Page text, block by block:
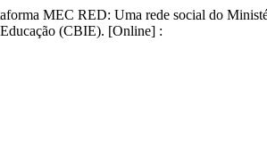
MEC RED: Uma rede social do
(CBIE). [Online] :